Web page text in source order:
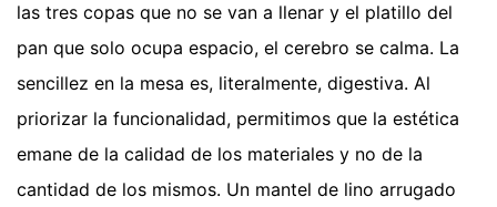
las tres copas que no se van a llenar y el platillo del
pan que solo ocupa espacio, el cerebro se calma. La
sencillez en la mesa es, literalmente, digestiva. Al
priorizar la funcionalidad, permitimos que la estética
emane de la calidad de los materiales y no de la
cantidad de los mismos. Un mantel de lino arrugado